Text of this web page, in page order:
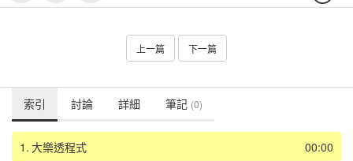
上一篇 下一篇
索引 討論 詳細 筆記 (0)
00:00
1. 大樂透程式